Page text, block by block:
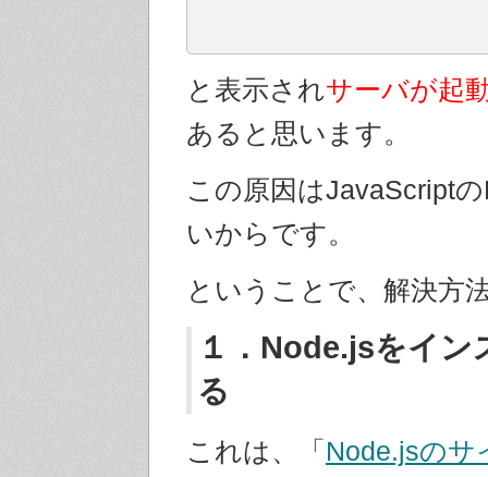
と表示されサーバが起
あると思います。
この原因はJavaScript
いからです。
ということで、解決方
１．Node.jsをイン
る
これは、「 Node.jsのサ